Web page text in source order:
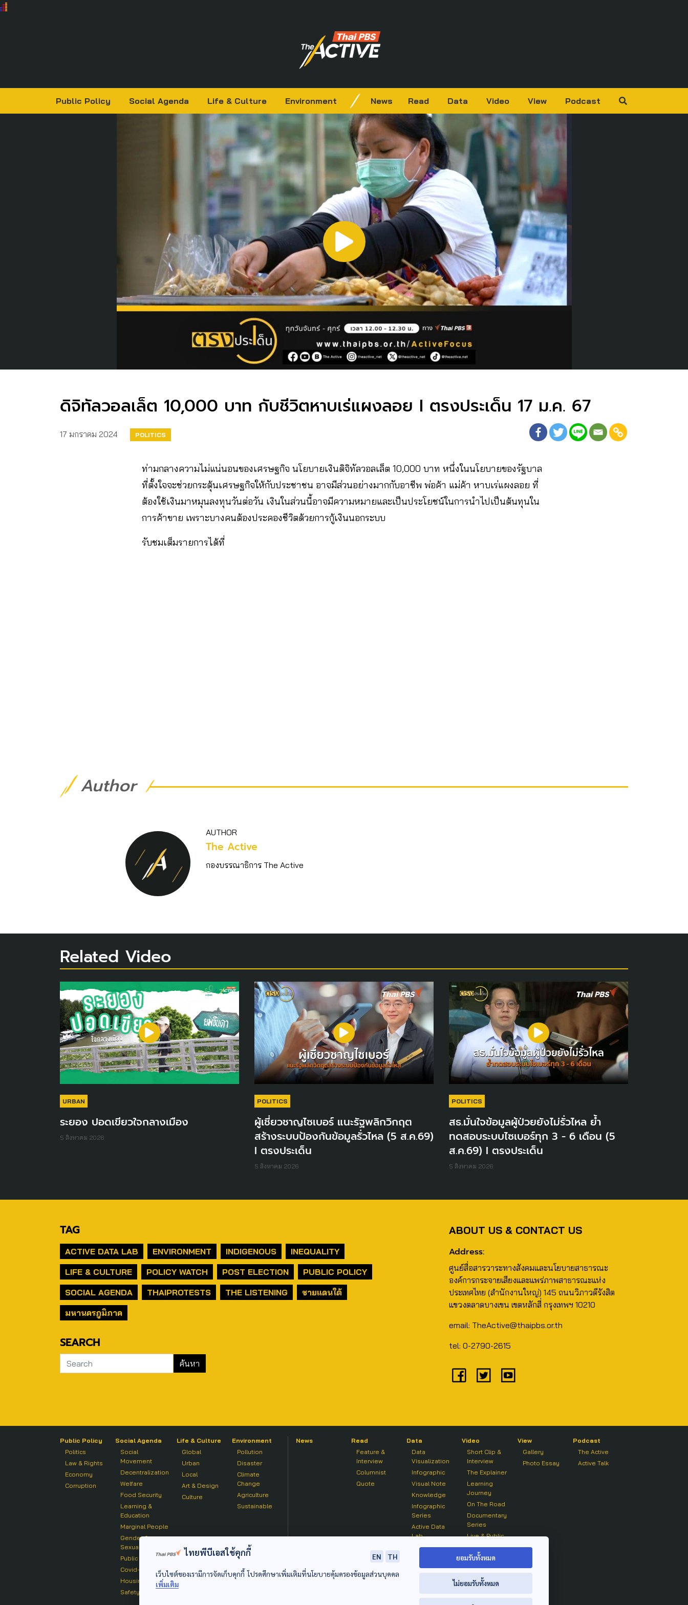
Public Policy Social Agenda Life & Culture Environment News Read Data Video View Podcast
ดิจิทัลวอลเล็ต 10,000 บาท กับชีวิตหาบเร่แผงลอย I ตรงประเด็น 17 ม.ค. 67
17 มกราคม 2024 POLITICS
ท่ามกลางความไม่แน่นอนของเศรษฐกิจ นโยบายเงินดิจิทัลวอลเล็ต 10,000 บาท หนึ่งในนโยบายของรัฐบาล
ที่ตั้งใจจะช่วยกระตุ้นเศรษฐกิจให้กับประชาชน อาจมีส่วนอย่างมากกับอาชีพ พ่อค้า แม่ค้า หาบเร่แผงลอย ที่
ต้องใช้เงินมาหมุนลงทุนวันต่อวัน เงินในส่วนนี้อาจมีความหมายและเป็นประโยชน์ในการนำไปเป็นต้นทุนใน
การค้าขาย เพราะบางคนต้องประคองชีวิตด้วยการกู้เงินนอกระบบ
รับชมเต็มรายการได้ที่
Author
AUTHOR
The Active
กองบรรณาธิการ The Active
Related Video
URBAN
ระยอง ปอดเขียวใจกลางเมือง
5 สิงหาคม 2026
POLITICS
ผู้เชี่ยวชาญไซเบอร์ แนะรัฐพลิกวิกฤต
สร้างระบบป้องกันข้อมูลรั่วไหล (5 ส.ค.69)
I ตรงประเด็น
5 สิงหาคม 2026
POLITICS
สธ.มั่นใจข้อมูลผู้ป่วยยังไม่รั่วไหล ย้ำ
ทดสอบระบบไซเบอร์ทุก 3 - 6 เดือน (5
ส.ค.69) I ตรงประเด็น
5 สิงหาคม 2026
TAG
ACTIVE DATA LAB ENVIRONMENT INDIGENOUS
INEQUALITY
LIFE & CULTURE
POLICY WATCH POST ELECTION
PUBLIC POLICY
SOCIAL AGENDA
THAIPROTESTS THE LISTENING
ชายแดนใต้
มหานครภูมิภาค
SEARCH
ABOUT US & CONTACT US
Address:
ศูนย์สื่อสารวาระทางสังคมและนโยบายสาธารณะ
องค์การกระจายเสียงและแพร่ภาพสาธารณะแห่ง
ประเทศไทย (สำนักงานใหญ่) 145 ถนนวิภาวดีรังสิต
แขวงตลาดบางเขน เขตหลักสี่ กรุงเทพฯ 10210
email: TheActive@thaipbs.or.th
tel: 0-2790-2615
Public Policy
Politics
Law & Rights
Economy
Corruption
Social Agenda
Social
Movement
Decentralization
Welfare
Food Security
Learning &
Education
Marginal People
Gender &
Sexuality
Public Health
Covid-19
Housing
Safety
Life & Culture
Global
Urban
Local
Art & Design
Culture
Environment
Pollution
Disaster
Climate
Change
Agriculture
Sustainable
News
Read
Feature &
Interview
Columnist
Quote
Data
Data
Visualization
Infographic
Visual Note
Knowledge
Infographic
Series
Active Data
Lab
Video
Short Clip &
Interview
The Explainer
Learning
Journey
On The Road
Documentary
Series
Live & Public
On air Clip
View
Gallery
Photo Essay
Podcast
The Active
Active Talk
ไทยพีบีเอสใช้คุกกี้ EN
TH
เว็บไซต์ของเรามีการจัดเก็บคุกกี้ โปรดศึกษาเพิ่มเติมที่นโยบายคุ้มครองข้อมูลส่วนบุคคล
เพิ่มเติม
ยอมรับทั้งหมด
ไม่ยอมรับทั้งหมด